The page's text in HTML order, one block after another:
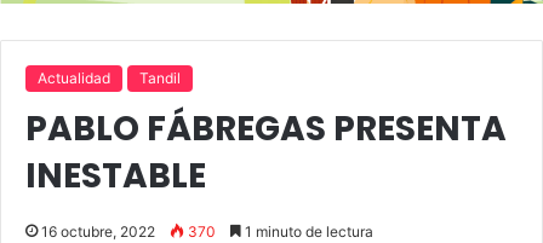
Actualidad Tandil
PABLO FÁBREGAS PRESENTA
INESTABLE
16 octubre, 2022 370 1 minuto de lectura